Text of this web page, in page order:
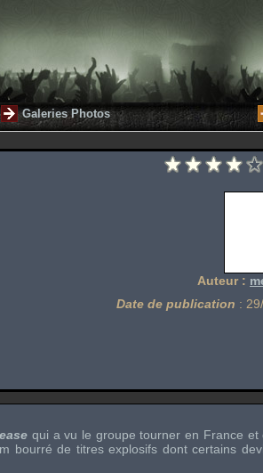
Galeries Photos
Auteur :
Date de publication :
qui a vu le groupe tourner en France et
bourré de titres explosifs dont certains